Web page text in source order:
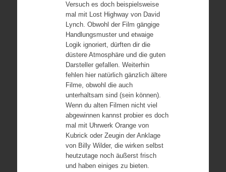
Versuch es doch beispielsweise
mal mit Lost Highway von David
Lynch. Obwohl der Film gängige
Handlungsmuster und etwaige
Logik ignoriert, dürften dir die
düstere Atmosphäre und die guten
Darsteller gefallen. Weiterhin
fehlen hier natürlich gänzlich ältere
Filme, obwohl die auch
unterhaltsam sind (sein können).
Wenn du alten Filmen nicht viel
abgewinnen kannst probier es doch
mal mit Uhrwerk Orange von
Kubrick oder Zeugin der Anklage
von Billy Wilder, die wirken selbst
heutzutage noch äußerst frisch
und haben einiges zu bieten.